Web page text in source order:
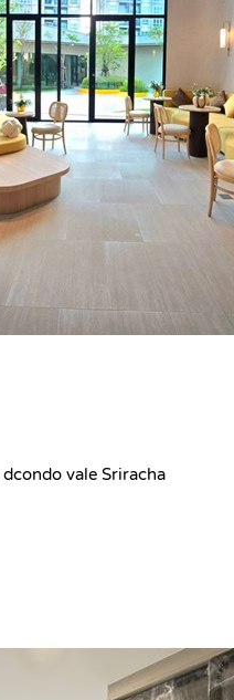
dcondo vale Sriracha